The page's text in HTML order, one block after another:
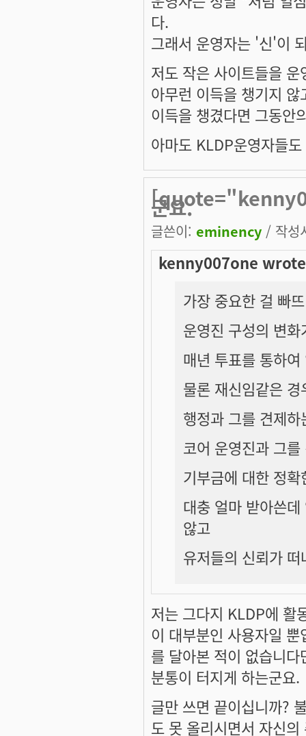
다.
그래서 운영자는 '신'이
저도 작은 사이트들을
아무런 이득을 챙기지
이득을 챙겼다면 그동안
아마도 KLDP운영자들
군요.
글쓴이: eminency / 작성
kenny007one
가장 중요한 걸 빠
운영진 구성의 변
매년 투표를 통하
물론 재신임같은
행정과 그를 견제
코어 운영진과 그
기부금에 대한 정
대충 얼마 받아쓴
않고
유저들의 신뢰가
저는 그다지 KLDP에 활
이 대부분인 사용자일
를 달아본 적이 없습니
분통이 터지게 하는군요.
글만 쓰면 끝이십니까?
도 못 올리시면서 자신